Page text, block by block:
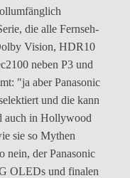
die alle Fernseh-
Vision, HDR10
neben P3 und
"ja aber Panasonic
und die kann
auch in Hollywood
sie so Mythen
nein, der Panasonic
OLEDs und finalen